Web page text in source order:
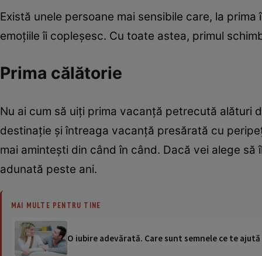
Există unele persoane mai sensibile care, la
emoţiile îi copleşesc. Cu toate astea, primul
Prima călătorie
Nu ai cum să uiţi prima vacanţă petrecută alături
destinaţie şi întreaga vacanţă presărată cu
mai aminteşti din când în când. Dacă vei alege
adunată peste ani.
MAI MULTE PENTRU TINE
O iubire adevărată. Care sunt semnele ce te